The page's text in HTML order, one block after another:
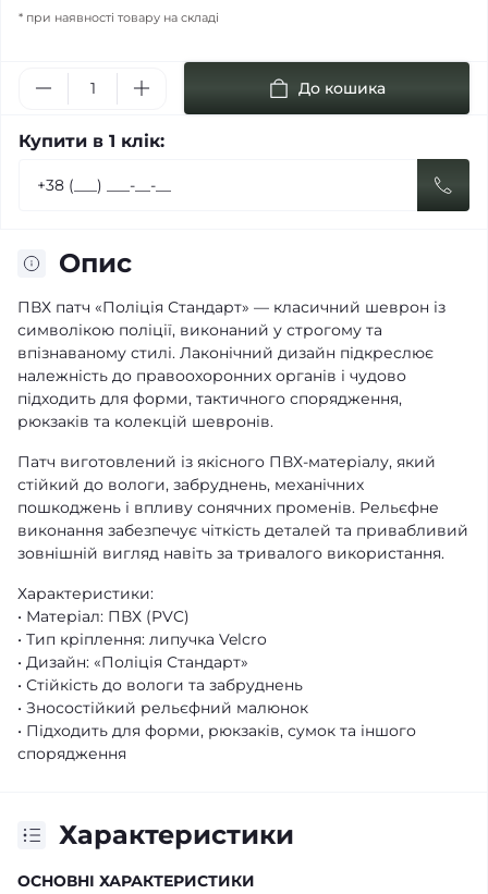
* при наявності товару на складі
До кошика
Купити в 1 клік:
Опис
ПВХ патч «Поліція Стандарт» — класичний шеврон із
символікою поліції, виконаний у строгому та
впізнаваному стилі. Лаконічний дизайн підкреслює
належність до правоохоронних органів і чудово
підходить для форми, тактичного спорядження,
рюкзаків та колекцій шевронів.
Патч виготовлений із якісного ПВХ-матеріалу, який
стійкий до вологи, забруднень, механічних
пошкоджень і впливу сонячних променів. Рельєфне
виконання забезпечує чіткість деталей та привабливий
зовнішній вигляд навіть за тривалого використання.
Характеристики:
• Матеріал: ПВХ (PVC)
• Тип кріплення: липучка Velcro
• Дизайн: «Поліція Стандарт»
• Стійкість до вологи та забруднень
• Зносостійкий рельєфний малюнок
• Підходить для форми, рюкзаків, сумок та іншого
спорядження
Характеристики
ОСНОВНІ ХАРАКТЕРИСТИКИ